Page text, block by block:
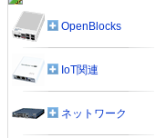
OpenBlocks
IoT関連
ネットワーク